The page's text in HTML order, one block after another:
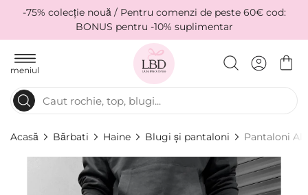
-75% colecție nouă / Pentru comenzi de peste 60€ cod:
BONUS pentru -10% suplimentar
meniul
Acasă Bărbati Haine Blugi și pantaloni Pantaloni